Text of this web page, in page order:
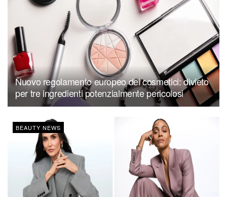
Nuovo regolamento europeo dei cosmetici: divieto
per tre ingredienti potenzialmente pericolosi
BEAUTY NEWS